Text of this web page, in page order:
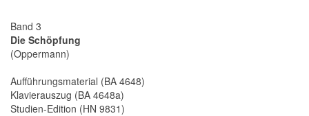
Band 3
Die Schöpfung
(Oppermann)
Aufführungsmaterial (BA 4648)
Klavierauszug (BA 4648a)
Studien-Edition (HN 9831)